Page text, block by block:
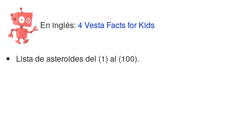
En inglés: 4 Vesta Facts for Kids
Lista de asteroides del (1) al (100).